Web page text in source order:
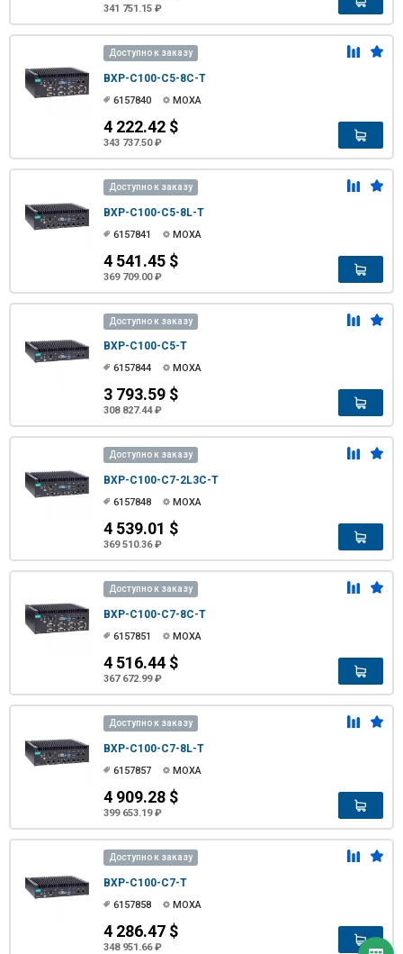
341 751.15 ₽
Доступно к заказу
BXP-C100-C5-8C-T
6157840 MOXA
4 222.42 $
343 737.50 ₽
Доступно к заказу
BXP-C100-C5-8L-T
6157841 MOXA
4 541.45 $
369 709.00 ₽
Доступно к заказу
BXP-C100-C5-T
6157844 MOXA
3 793.59 $
308 827.44 ₽
Доступно к заказу
BXP-C100-C7-2L3C-T
6157848 MOXA
4 539.01 $
369 510.36 ₽
Доступно к заказу
BXP-C100-C7-8C-T
6157851 MOXA
4 516.44 $
367 672.99 ₽
Доступно к заказу
BXP-C100-C7-8L-T
6157857 MOXA
4 909.28 $
399 653.19 ₽
Доступно к заказу
BXP-C100-C7-T
6157858 MOXA
4 286.47 $
348 951.66 ₽